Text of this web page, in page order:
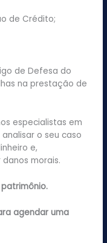
de Crédito;
de Defesa do
na prestação de
especialistas em
o seu caso
e,
morais.
agendar uma